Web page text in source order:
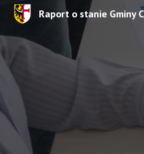
Raport o stanie Gminy